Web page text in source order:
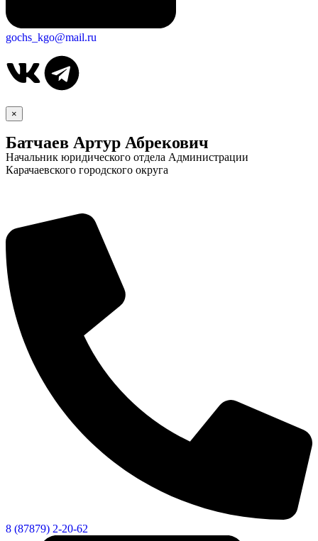
gochs_kgo@mail.ru
×
Батчаев Артур Абрекович
Начальник юридического отдела Администрации
Карачаевского городского округа
8 (87879) 2-20-62